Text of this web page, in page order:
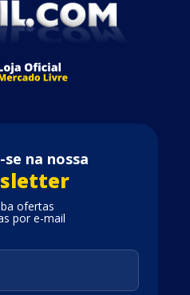
na nossa
ofertas
por e-mail